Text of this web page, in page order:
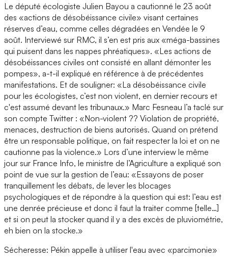
Le député écologiste Julien Bayou a cautionné le 23 août
des «actions de désobéissance civile» visant certaines
réserves d’eau, comme celles dégradées en Vendée le 9
août. Interviewé sur RMC, il s’en est pris aux «méga-bassines
qui puisent dans les nappes phréatiques». «Les actions de
désobéissances civiles ont consisté en allant démonter les
pompes», a-t-il expliqué en référence à de précédentes
manifestations. Et de souligner: «La désobéissance civile
pour les écologistes, c’est non violent, en dernier recours et
c'est assumé devant les tribunaux.» Marc Fesneau l’a taclé sur
son compte Twitter : «Non-violent ?? Violation de propriété,
menaces, destruction de biens autorisés. Quand on prétend
être un responsable politique, on fait respecter la loi et on ne
cautionne pas la violence.» Lors d’une interview le même
jour sur France Info, le ministre de l’Agriculture a expliqué son
point de vue sur la gestion de l’eau: «Essayons de poser
tranquillement les débats, de lever les blocages
psychologiques et de répondre à la question qui est: l’eau est
une denrée précieuse et donc il faut la traiter comme [telle…]
et si on peut la stocker quand il y a des excès de pluviométrie,
eh bien on la stocke.»
Sécheresse: Pékin appelle à utiliser l'eau avec «parcimonie»